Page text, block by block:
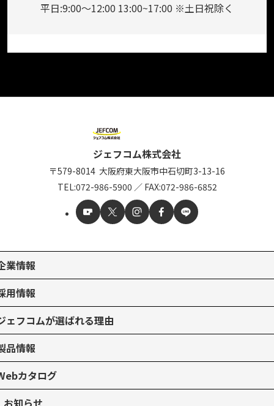
平日:9:00～12:00 13:00~17:00 ※土日祝除く
ジェフコム株式会社
〒579-8014 大阪府東大阪市中石切町3-13-16
TEL:072-986-5900 ／ FAX:072-986-6852
業情報
用情報
ェフコムが選ばれる理由
品情報
カタログ
お知らせ